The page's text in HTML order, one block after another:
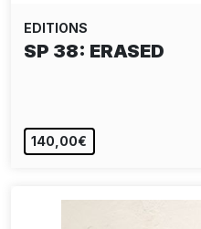
EDITIONS
SP 38: ERASED
140,00€